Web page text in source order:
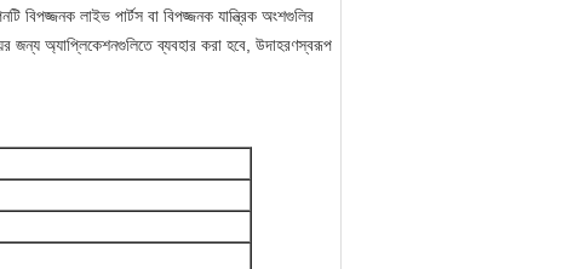
লাইভ পার্টস বা বিপজ্জনক যান্ত্রিক অংশগুলির
জন্য অ্যাপ্লিকেশনগুলিতে ব্যবহার করা হবে, উদাহরণস্বরূপ